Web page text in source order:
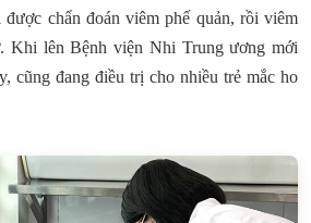
chẩn đoán viêm phế quản, rồi viêm
Khi lên Bệnh viện Nhi Trung ương mới
cũng đang điều trị cho nhiều trẻ mắc ho